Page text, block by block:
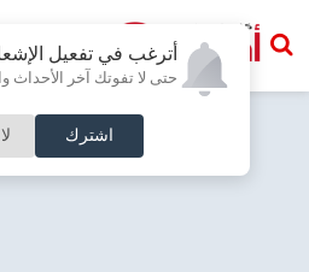
أترغب في تفعيل
حتى لا تفوتك آخر الأحداث
اشترك